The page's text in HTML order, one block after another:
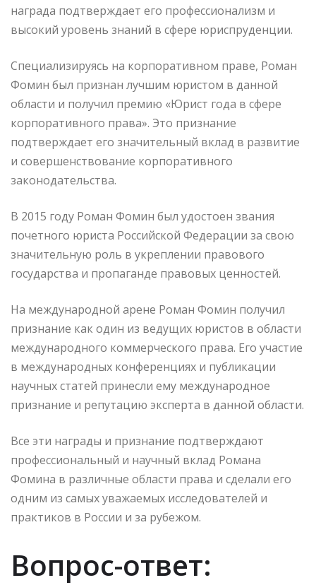
награда подтверждает его профессионализм и
высокий уровень знаний в сфере юриспруденции.
Специализируясь на корпоративном праве, Роман
Фомин был признан лучшим юристом в данной
области и получил премию «Юрист года в сфере
корпоративного права». Это признание
подтверждает его значительный вклад в развитие
и совершенствование корпоративного
законодательства.
В 2015 году Роман Фомин был удостоен звания
почетного юриста Российской Федерации за свою
значительную роль в укреплении правового
государства и пропаганде правовых ценностей.
На международной арене Роман Фомин получил
признание как один из ведущих юристов в области
международного коммерческого права. Его участие
в международных конференциях и публикации
научных статей принесли ему международное
признание и репутацию эксперта в данной области.
Все эти награды и признание подтверждают
профессиональный и научный вклад Романа
Фомина в различные области права и сделали его
одним из самых уважаемых исследователей и
практиков в России и за рубежом.
Вопрос-ответ: